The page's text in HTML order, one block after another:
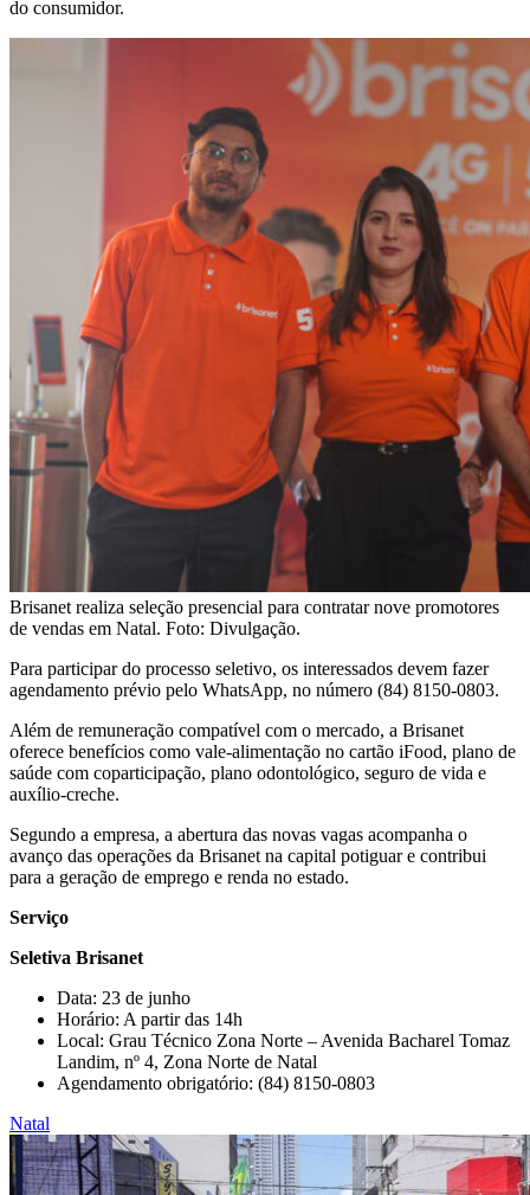
do consumidor.
Brisanet realiza seleção presencial para contratar nove promotores
de vendas em Natal. Foto: Divulgação.
Para participar do processo seletivo, os interessados devem fazer
agendamento prévio pelo WhatsApp, no número (84) 8150-0803.
Além de remuneração compatível com o mercado, a Brisanet
oferece benefícios como vale-alimentação no cartão iFood, plano de
saúde com coparticipação, plano odontológico, seguro de vida e
auxílio-creche.
Segundo a empresa, a abertura das novas vagas acompanha o
avanço das operações da Brisanet na capital potiguar e contribui
para a geração de emprego e renda no estado.
Serviço
Seletiva Brisanet
Data: 23 de junho
Horário: A partir das 14h
Local: Grau Técnico Zona Norte – Avenida Bacharel Tomaz
Landim, nº 4, Zona Norte de Natal
Agendamento obrigatório: (84) 8150-0803
Natal